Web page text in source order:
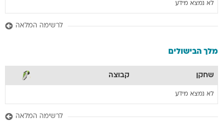
לא נמצא מידע
לרשימה המלאה
מלך הבישולים
שחקן קבוצה
לא נמצא מידע
לרשימה המלאה